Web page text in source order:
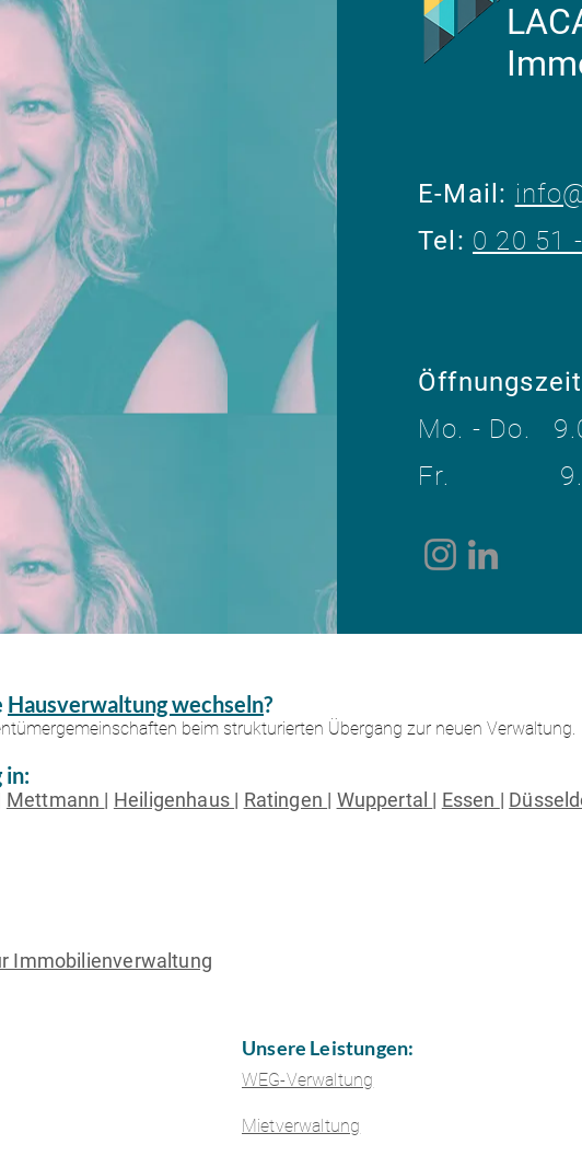
​E-Mail:
Tel: 0 20 51
Mo. - Do.
Fr. 9.00
Hausverwaltung wechseln​?
beim strukturierten Übergang zur neuen Verwaltung.
in:
Mettmann | Heiligenhaus | Ratingen | Wuppertal | Essen |
Immobilienverwaltung
Unsere Leistungen:
WEG-Verwaltung
Mietverwaltung